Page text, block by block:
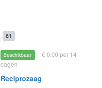
61
Beschikbaar
€ 0.00 per 14
dagen
Reciprozaag